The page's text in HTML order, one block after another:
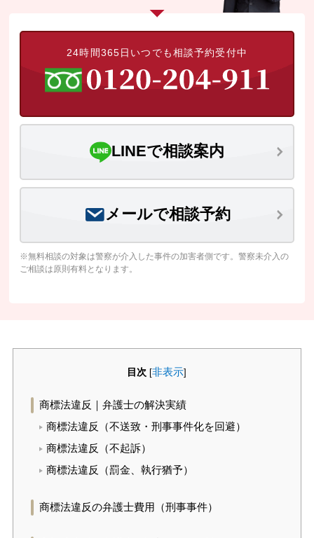
24時間365日いつでも相談予約受付中
LINEで相談案内
メールで相談予約
※無料相談の対象は警察が介入した事件の加害者側です。警察未介入の
ご相談は原則有料となります。
目次 [非表示]
商標法違反｜弁護士の解決実績
商標法違反（不送致・刑事事件化を回避）
商標法違反（不起訴）
商標法違反（罰金、執行猶予）
商標法違反の弁護士費用（刑事事件）